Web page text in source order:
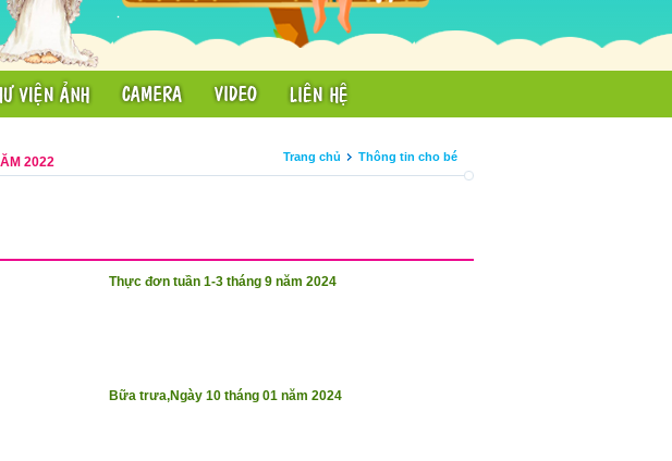
2022 Trang chủ Thông tin cho bé
Thực đơn tuần 1-3 tháng 9 năm 2024
Bữa trưa,Ngày 10 tháng 01 năm 2024